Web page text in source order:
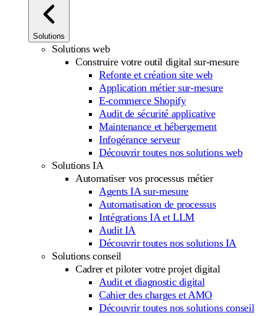
Solutions
Solutions web
Construire votre outil digital sur-mesure
Refonte et création site web
Application métier sur-mesure
E-commerce Shopify
Audit de sécurité applicative
Maintenance et hébergement
Infogérance serveur
Découvrir toutes nos solutions web
Solutions IA
Automatiser vos processus métier
Agents IA sur-mesure
Automatisation de processus
Intégrations IA et LLM
Audit IA
Découvrir toutes nos solutions IA
Solutions conseil
Cadrer et piloter votre projet digital
Audit et diagnostic digital
Cahier des charges et AMO
Découvrir toutes nos solutions conseil